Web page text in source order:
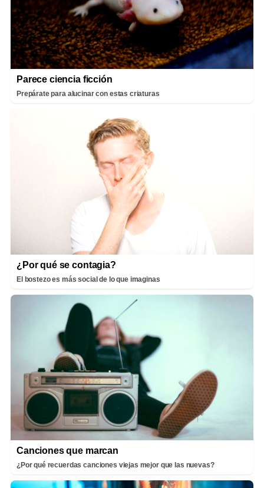
Parece ciencia ficción
Prepárate para alucinar con estas criaturas
¿Por qué se contagia?
El bostezo es más social de lo que imaginas
Canciones que marcan
¿Por qué recuerdas canciones viejas mejor que las nuevas?